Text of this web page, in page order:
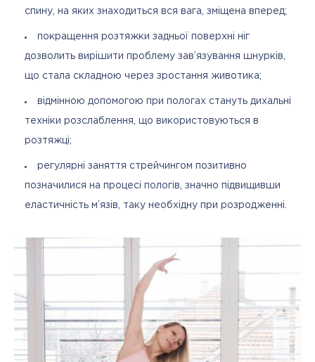
спину, на яких знаходиться вся вага, зміщена вперед;
покращення розтяжки задньої поверхні ніг
дозволить вирішити проблему зав’язування шнурків,
що стала складною через зростання животика;
відмінною допомогою при пологах стануть дихальні
техніки розслаблення, що використовуються в
розтяжці;
регулярні заняття стрейчингом позитивно
позначилися на процесі пологів, значно підвищивши
еластичність м’язів, таку необхідну при розродженні.